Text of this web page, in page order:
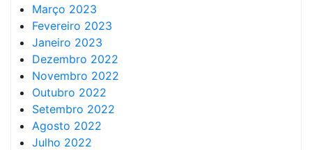
Março 2023
Fevereiro 2023
Janeiro 2023
Dezembro 2022
Novembro 2022
Outubro 2022
Setembro 2022
Agosto 2022
Julho 2022